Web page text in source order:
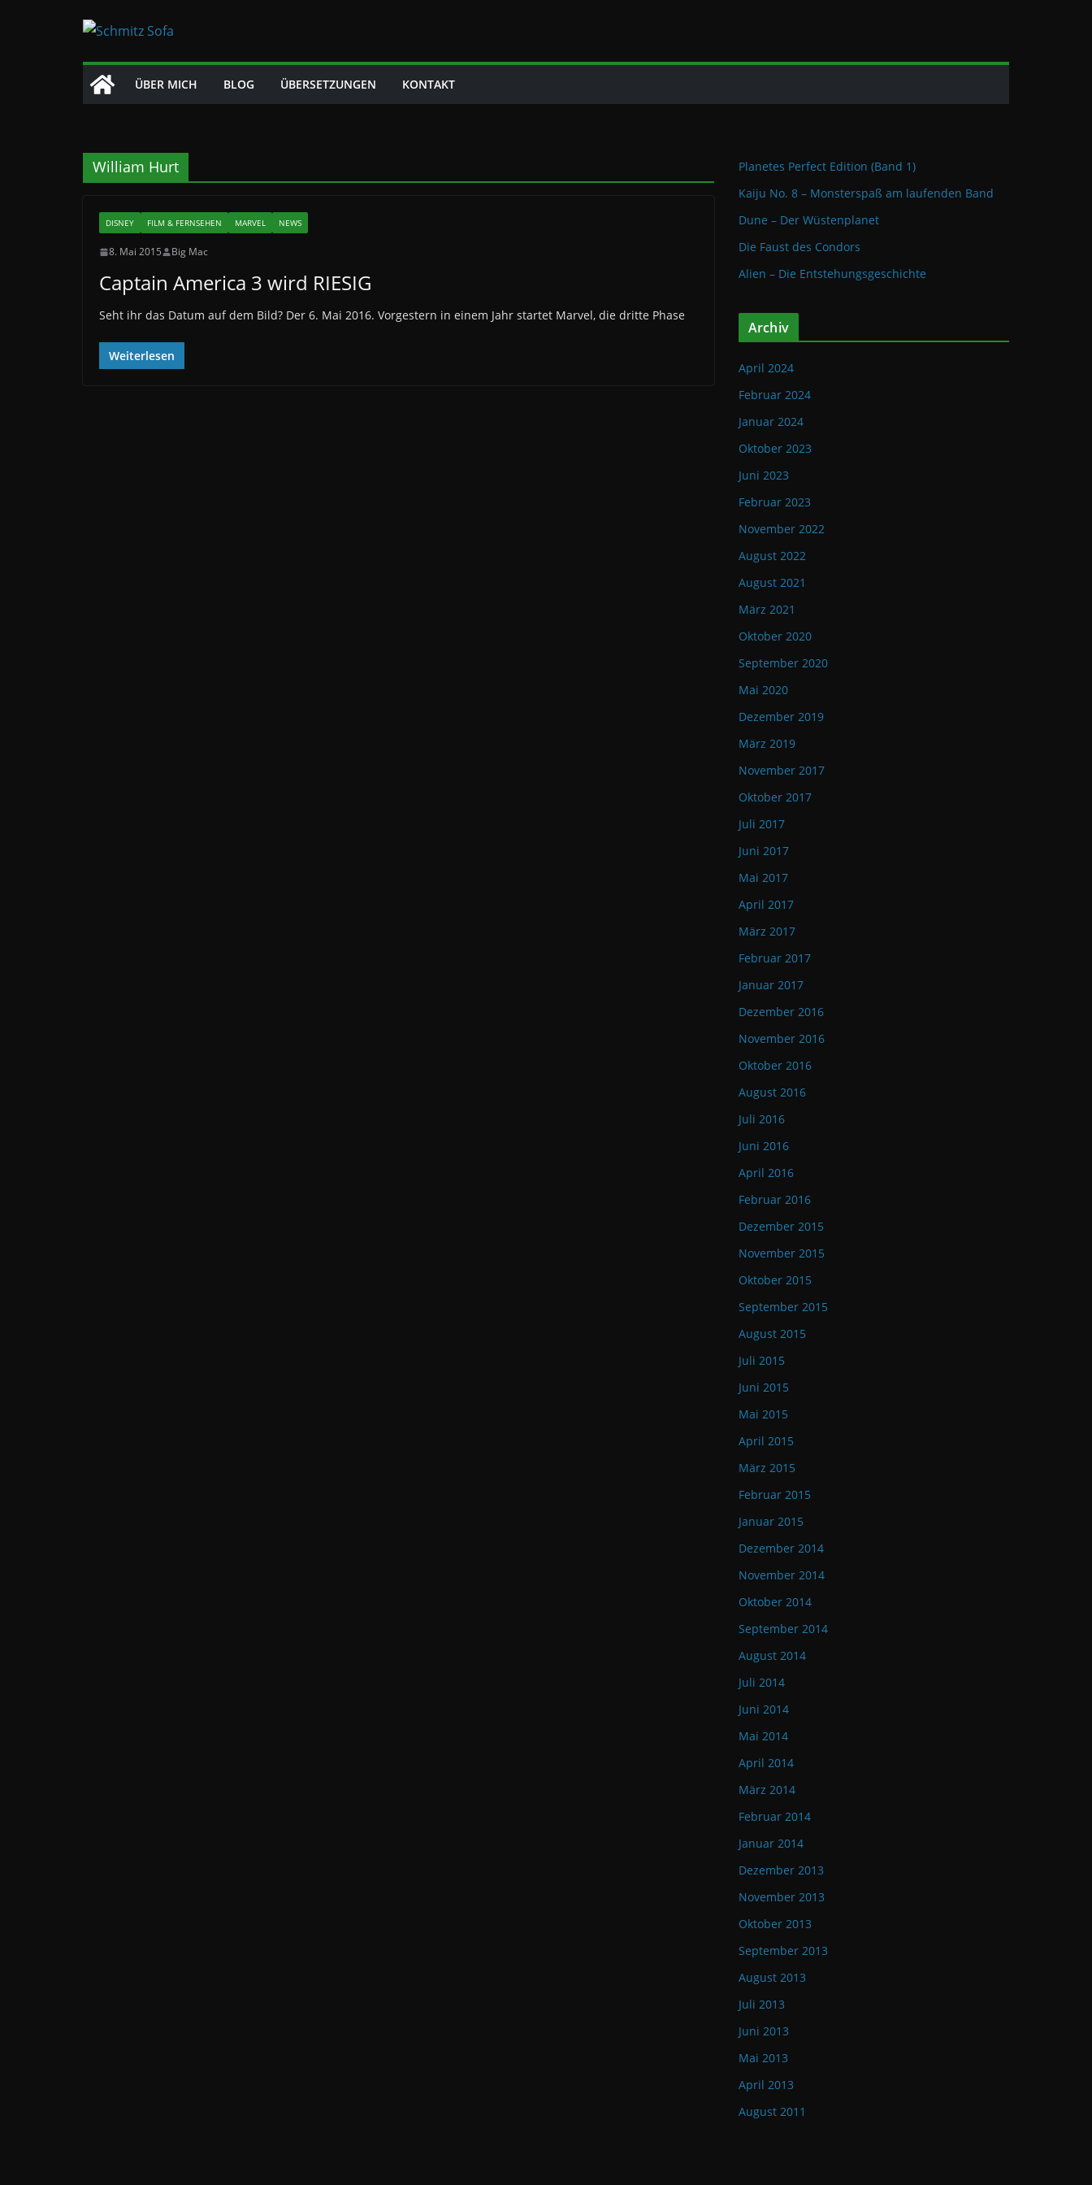
ÜBER MICH BLOG ÜBERSETZUNGEN KONTAKT
William Hurt
DISNEY FILM & FERNSEHEN MARVEL NEWS
8. Mai 2015 Big Mac
Captain America 3 wird RIESIG
Seht ihr das Datum auf dem Bild? Der 6. Mai 2016. Vorgestern in einem Jahr startet Marvel, die dritte Phase
Weiterlesen
Planetes Perfect Edition (Band 1)
Kaiju No. 8 – Monsterspaß am laufenden Band
Dune – Der Wüstenplanet
Die Faust des Condors
Alien – Die Entstehungsgeschichte
Archiv
April 2024
Februar 2024
Januar 2024
Oktober 2023
Juni 2023
Februar 2023
November 2022
August 2022
August 2021
März 2021
Oktober 2020
September 2020
Mai 2020
Dezember 2019
März 2019
November 2017
Oktober 2017
Juli 2017
Juni 2017
Mai 2017
April 2017
März 2017
Februar 2017
Januar 2017
Dezember 2016
November 2016
Oktober 2016
August 2016
Juli 2016
Juni 2016
April 2016
Februar 2016
Dezember 2015
November 2015
Oktober 2015
September 2015
August 2015
Juli 2015
Juni 2015
Mai 2015
April 2015
März 2015
Februar 2015
Januar 2015
Dezember 2014
November 2014
Oktober 2014
September 2014
August 2014
Juli 2014
Juni 2014
Mai 2014
April 2014
März 2014
Februar 2014
Januar 2014
Dezember 2013
November 2013
Oktober 2013
September 2013
August 2013
Juli 2013
Juni 2013
Mai 2013
April 2013
August 2011